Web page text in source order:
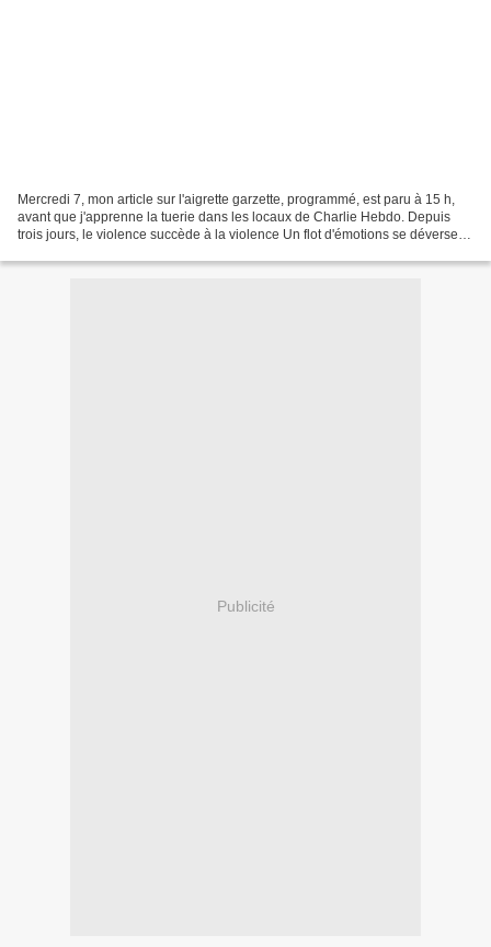
Mercredi 7, mon article sur l'aigrette garzette, programmé, est paru à 15 h,
avant que j'apprenne la tuerie dans les locaux de Charlie Hebdo. Depuis
trois jours, le violence succède à la violence Un flot d'émotions se déverse
Publicité